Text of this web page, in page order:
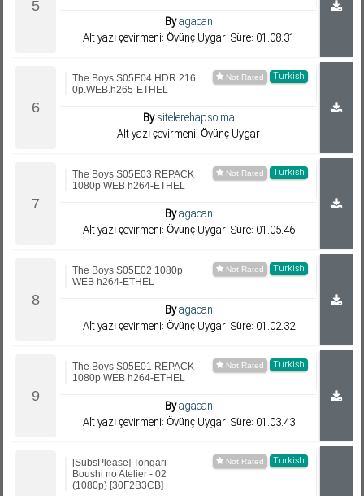
Byagacan
Alt yazı çevirmeni: Övünç Uygar. Süre: 01.08.31
Turkish
The.Boys.S05E04.HDR.216
0p.WEB.h265-ETHEL
Bysitelerehapsolma
Alt yazı çevirmeni: Övünç Uygar
Turkish
The Boys S05E03 REPACK
1080p WEB h264-ETHEL
Byagacan
Alt yazı çevirmeni: Övünç Uygar. Süre: 01.05.46
Turkish
The Boys S05E02 1080p
WEB h264-ETHEL
Byagacan
Alt yazı çevirmeni: Övünç Uygar. Süre: 01.02.32
Turkish
The Boys S05E01 REPACK
1080p WEB h264-ETHEL
Byagacan
Alt yazı çevirmeni: Övünç Uygar. Süre: 01.03.43
Turkish
[SubsPlease] Tongari
Boushi no Atelier - 02
(1080p) [30F2B3CB]